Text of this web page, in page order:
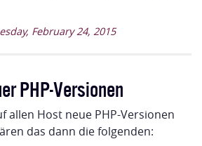
February 24, 2015
PHP-Versionen
allen Host neue PHP-Versionen
das dann die folgenden: